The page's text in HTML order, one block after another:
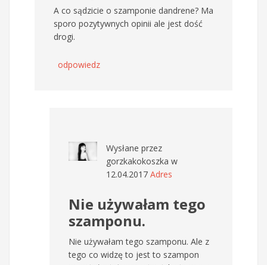
A co sądzicie o szamponie dandrene? Ma
sporo pozytywnych opinii ale jest dość
drogi.
odpowiedz
Wysłane przez
gorzkakokoszka w
12.04.2017 Adres
Nie używałam tego
szamponu.
Nie używałam tego szamponu. Ale z
tego co widzę to jest to szampon